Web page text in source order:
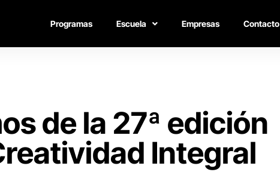
Programas Escuela Empresas Contacto
de la 27ª edición
Integral